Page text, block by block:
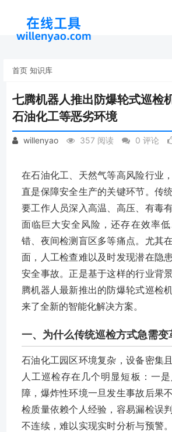
首页 知识库
七腾机器人推出防爆轮式巡检
石油化工等恶劣环境
willenyao 357 阅读 0 评论
在石油化工、天然气等高风险行业
直是保障安全生产的关键环节。传
要工作人员深入高温、高压、有毒
面临巨大安全风险，还存在效率
错、夜间检测盲区多等痛点。尤其
面，人工检查难以及时发现潜在隐
安全事故。正是基于这样的行业背
腾机器人最新推出的防爆轮式巡检
来了全新的智能化解决方案。
一、为什么传统巡检方式急需变
石油化工园区环境复杂，设备密集
人工巡检存在几个明显短板：一
障，爆炸性环境一旦发生事故后果
检质量依赖个人经验，容易漏检误
不连续，难以实现实时分析与预警